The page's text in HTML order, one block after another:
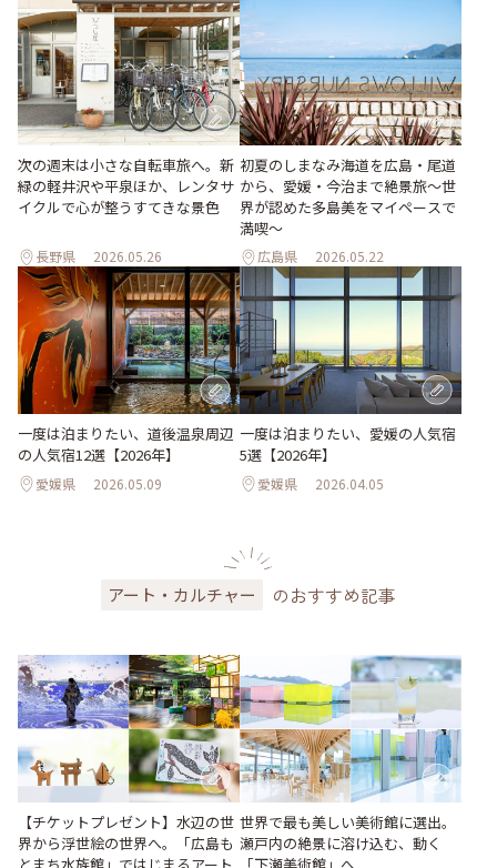
次の週末は小さな自転車旅へ。新
緑の軽井沢や平泉ほか、レンタサ
イクルで心が整うすてきな景色
長野県 2026.05.26
初夏のしまなみ海道を広島・尾道
から、愛媛・今治まで絶景旅〜世
界が認めた多島美をマイペースで
満喫〜
広島県 2026.05.22
一度は泊まりたい、道後温泉周辺
の人気宿12選【2026年】
愛媛県 2026.05.09
一度は泊まりたい、愛媛の人気宿
5選【2026年】
愛媛県 2026.04.05
アート・カルチャー のおすすめ記事
【チケットプレゼント】水辺の世
界から浮世絵の世界へ。「広島も
世界で最も美しい美術館に選出。
瀬戸内の絶景に溶け込む、動く